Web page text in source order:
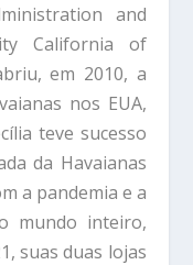
and
California of
em 2010, a
nos EUA,
teve sucesso
da Havaianas
a pandemia e a
mundo inteiro,
suas duas lojas